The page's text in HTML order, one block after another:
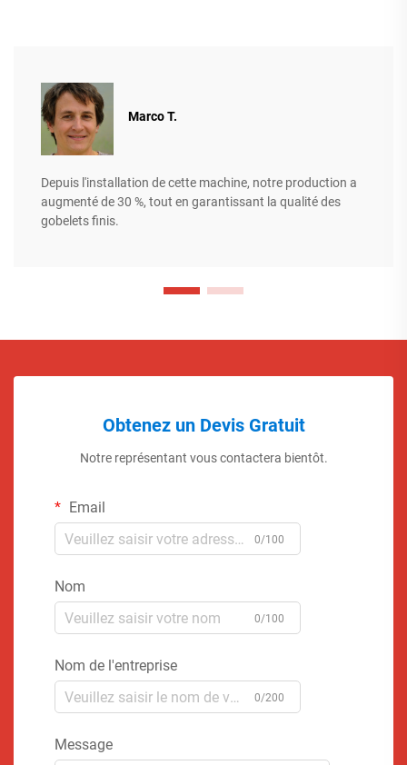
Marco T.
Depuis l'installation de cette machine, notre production a
augmenté de 30 %, tout en garantissant la qualité des
gobelets finis.
Obtenez un Devis Gratuit
Notre représentant vous contactera bientôt.
Email
0/100
Nom
0/100
Nom de l'entreprise
0/200
Message